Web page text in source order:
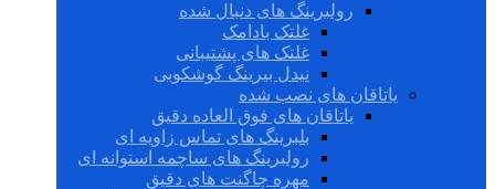
رولبرینگ های دنبال شده
غلتک بادامک
غلتک های پشتیبانی
نیدل بیرینگ گوشکوبی
یاتاقان های نصب شده
یاتاقان های فوق العاده دقیق
بلبرینگ های تماس زاویه ای
رولبرینگ های ساچمه استوانه ای
مهره چاگنت های دقیق